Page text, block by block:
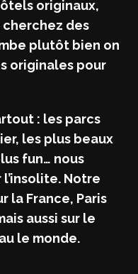
originaux,
cherchez des
plutôt bien on
originales pour
: les parcs
les plus beaux
fun… nous
Notre
la France, Paris
aussi sur le
le monde.